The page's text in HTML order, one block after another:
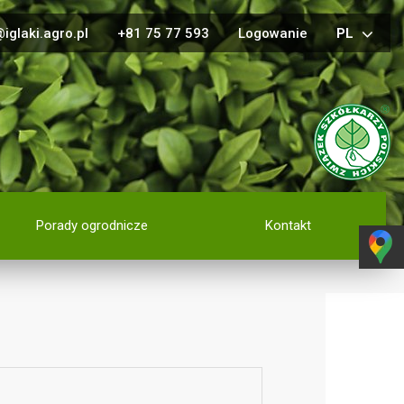
+81 75 77 593 Logowanie PL
Porady ogrodnicze Kontakt